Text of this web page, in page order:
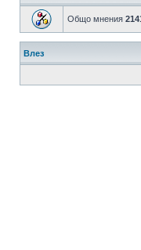
Общо мнения
Влез